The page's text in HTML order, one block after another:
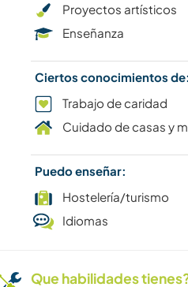
Proyectos artísticos
Enseñanza
Ciertos conocimientos de:
Trabajo de caridad
Cuidado de casas y
Puedo enseñar:
Hostelería/turismo
Idiomas
Que habilidades